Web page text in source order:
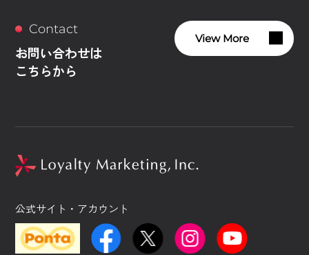
Contact
お問い合わせは
こちらから
View More
公式サイト・アカウント